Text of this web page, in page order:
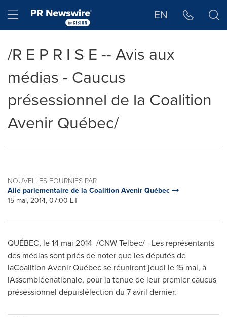
Hamburger menu EN
/R E P R I S E -- Avis aux
médias - Caucus
présessionnel de la Coalition
Avenir Québec/
NOUVELLES FOURNIES PAR
Aile parlementaire de la Coalition Avenir Québec
15 mai, 2014, 07:00 ET
QUÉBEC, le 14 mai 2014 /CNW Telbec/ - Les représentants
des médias sont priés de noter que les députés de
laCoalition Avenir Québec se réuniront jeudi le 15 mai, à
lAssembléenationale, pour la tenue de leur premier caucus
présessionnel depuislélection du 7 avril dernier.